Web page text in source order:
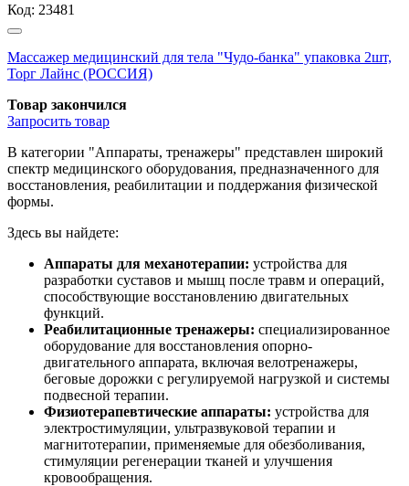
Код: 23481
Массажер медицинский для тела "Чудо-банка" упаковка 2шт,
Торг Лайнс (РОССИЯ)
Товар закончился
Запросить товар
В категории "Аппараты, тренажеры" представлен широкий
спектр медицинского оборудования, предназначенного для
восстановления, реабилитации и поддержания физической
формы.
Здесь вы найдете:
Аппараты для механотерапии: устройства для
разработки суставов и мышц после травм и операций,
способствующие восстановлению двигательных
функций.
Реабилитационные тренажеры: специализированное
оборудование для восстановления опорно-
двигательного аппарата, включая велотренажеры,
беговые дорожки с регулируемой нагрузкой и системы
подвесной терапии.
Физиотерапевтические аппараты: устройства для
электростимуляции, ультразвуковой терапии и
магнитотерапии, применяемые для обезболивания,
стимуляции регенерации тканей и улучшения
кровообращения.